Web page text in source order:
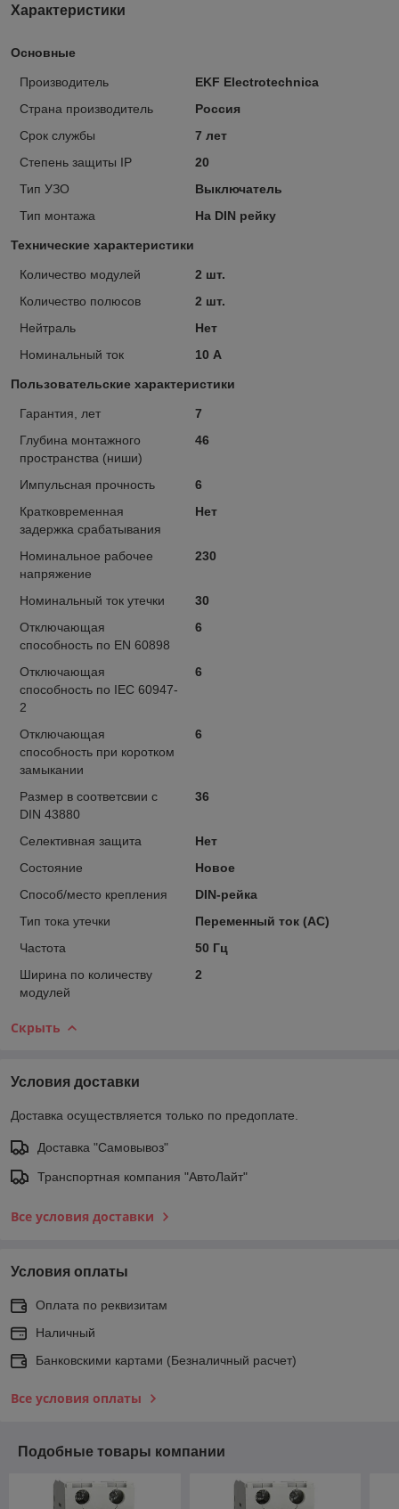
Характеристики
Основные
Производитель
EKF Electrotechnica
Страна производитель
Россия
Срок службы
7 лет
Степень защиты IP
20
Тип УЗО
Выключатель
Тип монтажа
На DIN рейку
Технические характеристики
Количество модулей
2 шт.
Количество полюсов
2 шт.
Нейтраль
Нет
Номинальный ток
10 А
Пользовательские характеристики
Гарантия, лет
7
Глубина монтажного
пространства (ниши)
46
Импульсная прочность
6
Кратковременная
задержка срабатывания
Нет
Номинальное рабочее
напряжение
230
Номинальный ток утечки
30
Отключающая
способность по EN 60898
6
Отключающая
способность по IEC 60947-
2
6
Отключающая
способность при коротком
замыкании
6
Размер в соответсвии с
DIN 43880
36
Селективная защита
Нет
Состояние
Новое
Способ/место крепления
DIN-рейка
Тип тока утечки
Переменный ток (АС)
Частота
50 Гц
Ширина по количеству
модулей
2
Скрыть
Условия доставки
Доставка осуществляется только по предоплате.
Доставка "Самовывоз"
Транспортная компания "АвтоЛайт"
Все условия доставки
Условия оплаты
Оплата по реквизитам
Наличный
Банковскими картами (Безналичный расчет)
Все условия оплаты
Подобные товары компании